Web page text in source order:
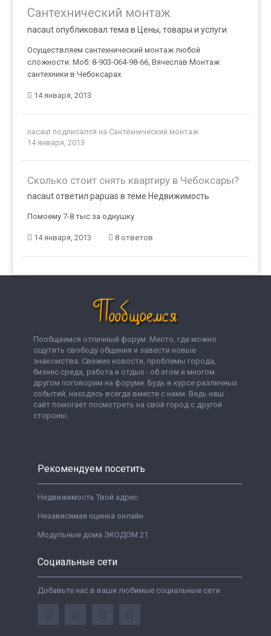
Сантехнический монтаж
nacaut опубликовал тема в Цены, товары и услуги
Осуществляем сантехнический монтаж любой
сложности. Моб: 8-903-064-98-66, Вячеслав Монтаж
сантехники в Чебоксарах
14 января, 2013
nacaut подписался на Сантехнический монтаж
14 января, 2013
Сколько стоит снять квартиру в Чебоксары?
nacaut ответил papuas в теме Недвижимость
Помоему 7-8 тыс за однушку
14 января, 2013 8 ответов
Пообщаемся отличный форум. Место, где можно
ощутить свободу общения и завести новые
знакомства. Свежие новости, проблемы города,
бизнес среда, работа и отдых - об этом и многом
другом поговорим на форуме. Будь в курсе различных
событий, находясь всегда вместе с нами. Ведь наш
сайт помогает посмотреть на свой город с другой
стороны.
Рекомендуем посетить
Недвижимость Твой адрес
Независимая оценка онлайн
Модульные дома ЭКОДОМ 21
Социальные сети
Добавьте нас в ваши любимые социальные сети